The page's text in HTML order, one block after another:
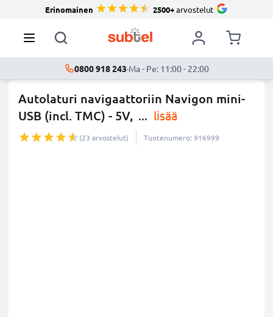
Erinomainen 2500+arvostelut
0800 918 243·Ma - Pe: 11:00 - 22:00
Autolaturi navigaattoriin Navigon mini-
USB (incl. TMC) - 5V, ... lisää
(23 arvostelut) Tuotenumero: 916999